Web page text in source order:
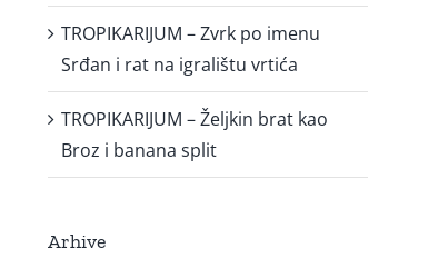
TROPIKARIJUM – Zvrk po imenu
Srđan i rat na igralištu vrtića
TROPIKARIJUM – Željkin brat kao
Broz i banana split
Arhive